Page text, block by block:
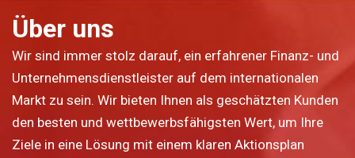
Über uns
Wir sind immer stolz darauf, ein erfahrener Finanz- und
Unternehmensdienstleister auf dem internationalen
Markt zu sein. Wir bieten Ihnen als geschätzten Kunden
den besten und wettbewerbsfähigsten Wert, um Ihre
Ziele in eine Lösung mit einem klaren Aktionsplan